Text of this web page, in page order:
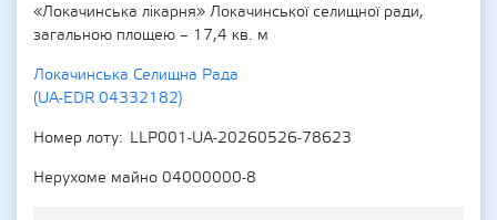
«Локачинська лікарня» Локачинської селищної ради,
загальною площею – 17,4 кв. м
Локачинська Селищна Рада
(UA-EDR 04332182)
Номер лоту
LLP001-UA-20260526-78623
Нерухоме майно 04000000-8